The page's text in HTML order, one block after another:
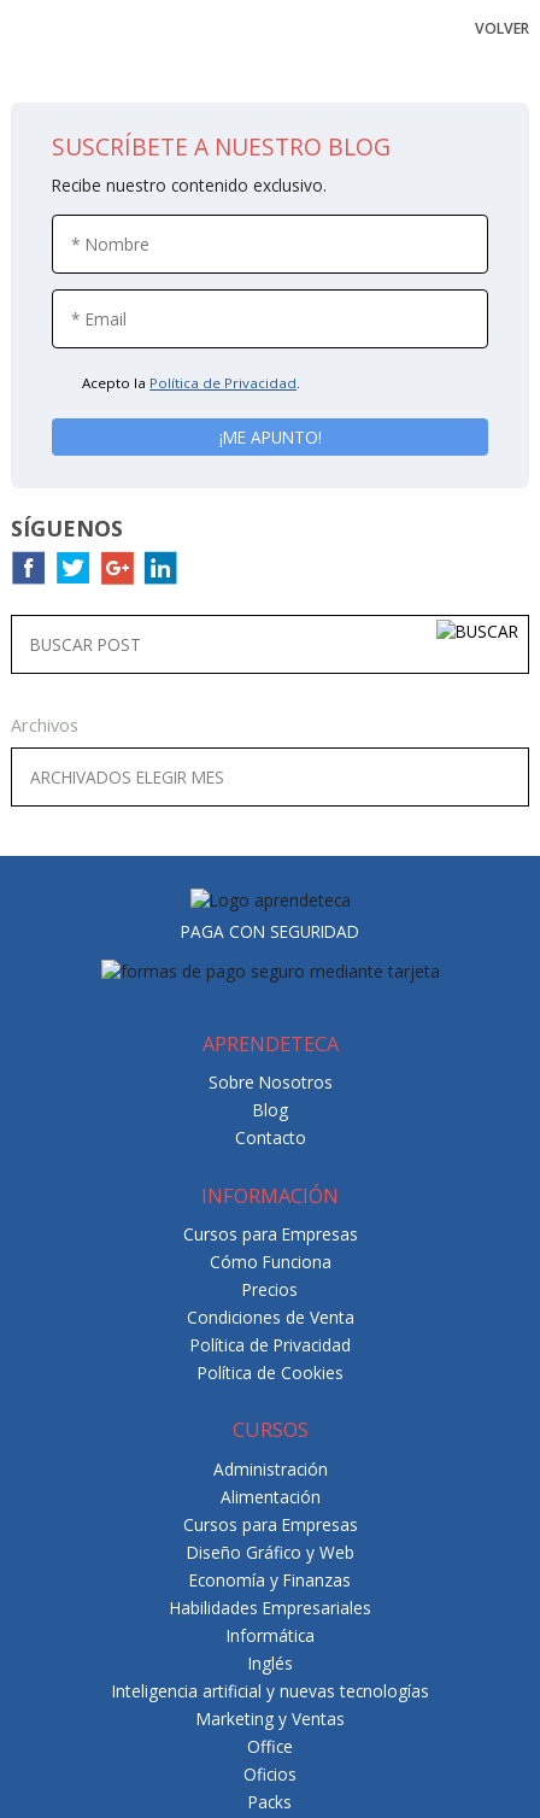
VOLVER
SUSCRÍBETE A NUESTRO BLOG
Recibe nuestro contenido exclusivo.
Acepto la Política de Privacidad.
SÍGUENOS
Archivos
PAGA CON SEGURIDAD
APRENDETECA
Sobre Nosotros
Blog
Contacto
INFORMACIÓN
Cursos para Empresas
Cómo Funciona
Precios
Condiciones de Venta
Política de Privacidad
Política de Cookies
CURSOS
Administración
Alimentación
Cursos para Empresas
Diseño Gráfico y Web
Economía y Finanzas
Habilidades Empresariales
Informática
Inglés
Inteligencia artificial y nuevas tecnologías
Marketing y Ventas
Office
Oficios
Packs